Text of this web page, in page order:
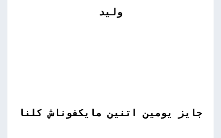
وليد
جايز يومين اتنين مايكفوناش كلنا